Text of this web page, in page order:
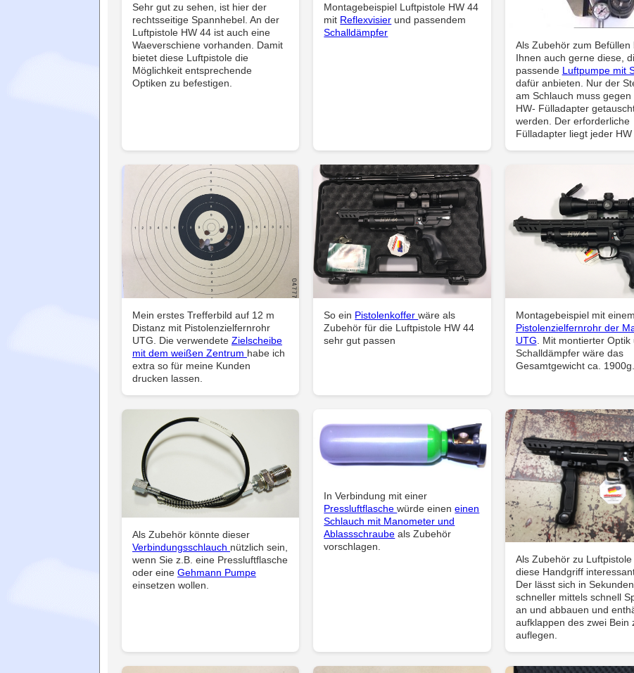
Sehr gut zu sehen, ist hier der
rechtsseitige Spannhebel. An der
Luftpistole HW 44 ist auch eine
Waeverschiene vorhanden. Damit
bietet diese Luftpistole die
Möglichkeit entsprechende
Optiken zu befestigen.
Montagebeispiel Luftpistole HW 44
mit Reflexvisier und passendem
Schalldämpfer
Als Zubehör zum Befüllen
Ihnen auch gerne diese,
passende Luftpumpe mit
dafür anbieten. Nur der
am Schlauch muss gegen
HW- Fülladapter
werden. Der erforderliche
Fülladapter liegt jeder HW
Mein erstes Trefferbild auf 12 m
Distanz mit Pistolenzielfernrohr
UTG. Die verwendete Zielscheibe
mit dem weißen Zentrum habe ich
extra so für meine Kunden
drucken lassen.
So ein Pistolenkofferwäre als
Zubehör für die Luftpistole HW 44
sehr gut passen
Montagebeispiel mit einem
Pistolenzielfernrohr der
UTG . Mit montierter Optik
Schalldämpfer wäre das
Gesamtgewicht ca. 1900g.
Als Zubehör könnte dieser
Verbindungsschlauch nützlich sein,
wenn Sie z.B. eine Pressluftflasche
oder eine Gehmann Pumpe
einsetzen wollen.
In Verbindung mit einer
Pressluftflaschewürde eineneinen
Schlauch mit Manometer und
Ablassschraube als Zubehör
vorschlagen.
Als Zubehör zu
diese Handgriff
Der lässt sich in Sekunden
schneller mittels schnell
an und abbauen und
aufklappen des zwei Bein
auflegen.